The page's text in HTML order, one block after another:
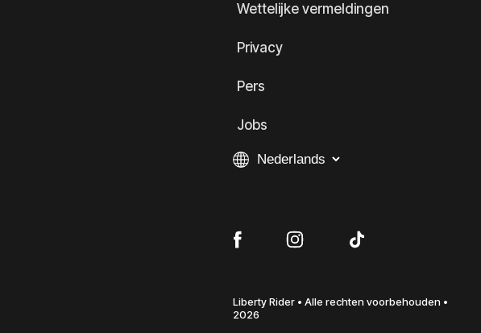
Wettelijke vermeldingen
Privacy
Pers
Jobs
Liberty Rider • Alle rechten voorbehouden •
2026